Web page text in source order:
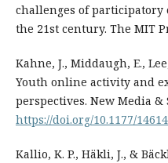
challenges of
the 21st century. The MIT
Kahne, J., Middaugh, E.,
Youth online activity and
perspectives. New Media &
https://doi.org/10.1177/
Kallio, K. P., Häkli, J., &